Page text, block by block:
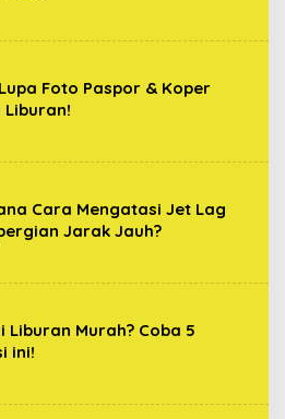
Foto Paspor & Koper
Liburan!
Cara Mengatasi Jet Lag
Jarak Jauh?
Liburan Murah? Coba 5
ini!